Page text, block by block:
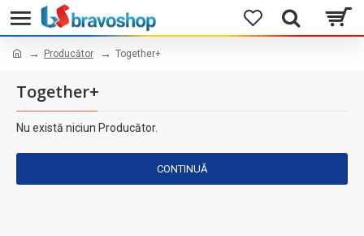
Producător Together+
Together+
Nu există niciun Producător.
CONTINUĂ